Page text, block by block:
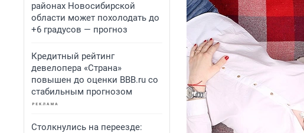
районах Новосибирской
области может похолодать до
+6 градусов — прогноз
Кредитный рейтинг
девелопера «Страна»
повышен до оценки BBB.ru со
стабильным прогнозом
Столкнулись на переезде: